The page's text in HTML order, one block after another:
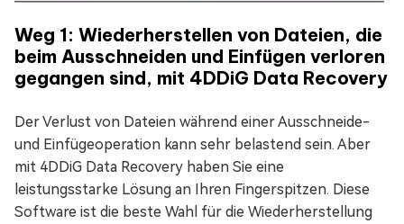
Weg 1: Wiederherstellen von Dateien, die
beim Ausschneiden und Einfügen verloren
gegangen sind, mit 4DDiG Data Recovery
Der Verlust von Dateien während einer Ausschneide-
und Einfügeoperation kann sehr belastend sein. Aber
mit 4DDiG Data Recovery haben Sie eine
leistungsstarke Lösung an Ihren Fingerspitzen. Diese
Software ist die beste Wahl für die Wiederherstellung